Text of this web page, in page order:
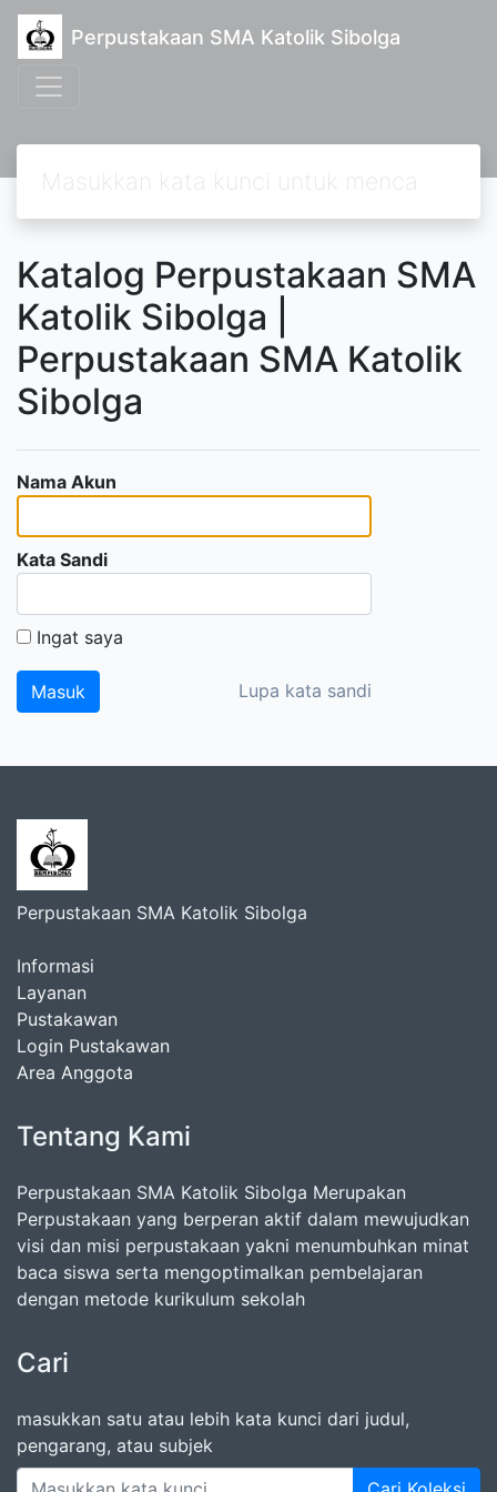
Perpustakaan SMA Katolik Sibolga
Katalog Perpustakaan SMA
Katolik Sibolga |
Perpustakaan SMA Katolik
Sibolga
Nama Akun
Kata Sandi
Ingat saya
Lupa kata sandi
Perpustakaan SMA Katolik Sibolga
Informasi
Layanan
Pustakawan
Login Pustakawan
Area Anggota
Tentang Kami
Perpustakaan SMA Katolik Sibolga Merupakan
Perpustakaan yang berperan aktif dalam mewujudkan
visi dan misi perpustakaan yakni menumbuhkan minat
baca siswa serta mengoptimalkan pembelajaran
dengan metode kurikulum sekolah
Cari
masukkan satu atau lebih kata kunci dari judul,
pengarang, atau subjek